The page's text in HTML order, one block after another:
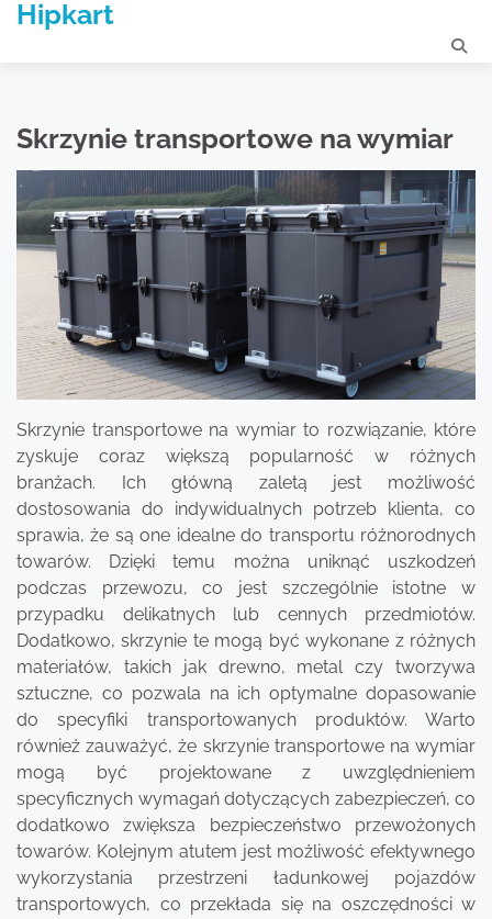
SkipHipkart
Skrzynie transportowe na wymiar
Skrzynie transportowe na wymiar to rozwiązanie, które
zyskuje coraz większą popularność w różnych
branżach. Ich główną zaletą jest możliwość
dostosowania do indywidualnych potrzeb klienta, co
sprawia, że są one idealne do transportu różnorodnych
towarów. Dzięki temu można uniknąć uszkodzeń
podczas przewozu, co jest szczególnie istotne w
przypadku delikatnych lub cennych przedmiotów.
Dodatkowo, skrzynie te mogą być wykonane z różnych
materiałów, takich jak drewno, metal czy tworzywa
sztuczne, co pozwala na ich optymalne dopasowanie
do specyfiki transportowanych produktów. Warto
również zauważyć, że skrzynie transportowe na wymiar
mogą być projektowane z uwzględnieniem
specyficznych wymagań dotyczących zabezpieczeń, co
dodatkowo zwiększa bezpieczeństwo przewożonych
towarów. Kolejnym atutem jest możliwość efektywnego
wykorzystania przestrzeni ładunkowej pojazdów
transportowych, co przekłada się na oszczędności w